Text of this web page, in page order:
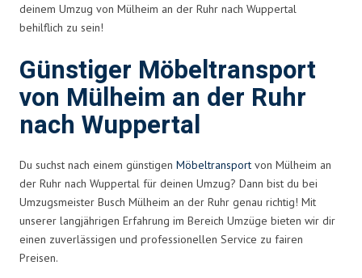
deinem Umzug von Mülheim an der Ruhr nach Wuppertal
behilflich zu sein!
Günstiger Möbeltransport
von Mülheim an der Ruhr
nach Wuppertal
Du suchst nach einem günstigen Möbeltransport von Mülheim an
der Ruhr nach Wuppertal für deinen Umzug? Dann bist du bei
Umzugsmeister Busch Mülheim an der Ruhr genau richtig! Mit
unserer langjährigen Erfahrung im Bereich Umzüge bieten wir dir
einen zuverlässigen und professionellen Service zu fairen
Preisen.